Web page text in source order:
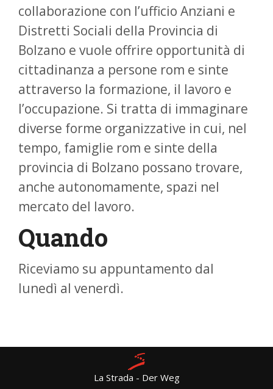
collaborazione con l’ufficio Anziani e
Distretti Sociali della Provincia di
Bolzano e vuole offrire opportunità di
cittadinanza a persone rom e sinte
attraverso la formazione, il lavoro e
l’occupazione. Si tratta di immaginare
diverse forme organizzative in cui, nel
tempo, famiglie rom e sinte della
provincia di Bolzano possano trovare,
anche autonomamente, spazi nel
mercato del lavoro.
Quando
Riceviamo su appuntamento dal
lunedì al venerdì.
La Strada - Der Weg